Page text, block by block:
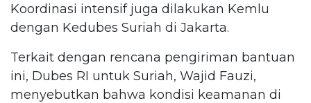
Koordinasi intensif juga dilakukan Kemlu
dengan Kedubes Suriah di Jakarta.
Terkait dengan rencana pengiriman bantuan
ini, Dubes RI untuk Suriah, Wajid Fauzi,
menyebutkan bahwa kondisi keamanan di